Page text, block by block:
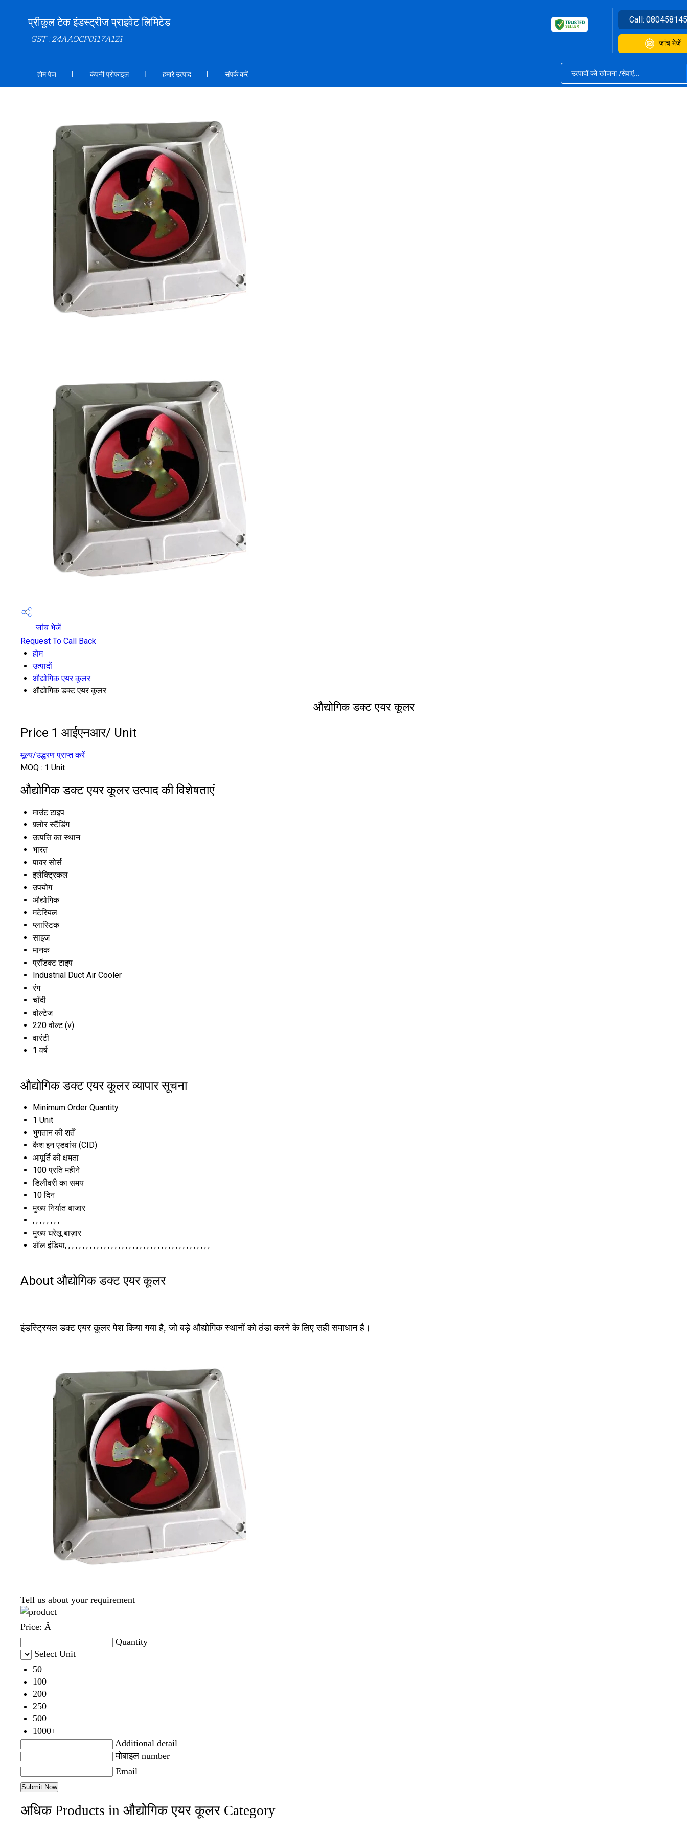
प्रीकूल टेक इंडस्ट्रीज प्राइवेट लिमिटेड
GST : 24AAOCP0117A1Z1
Call:
जांच भेजें
होम पेज कंपनी प्रोफाइल हमारे उत्पाद संपर्क करें
जांच भेजें
Request To Call Back
होम
उत्पादों
औद्योगिक एयर कूलर
औद्योगिक डक्ट एयर कूलर
औद्योगिक डक्ट एयर कूलर
Price 1 आईएनआर/ Unit
मूल्य/उद्धरण प्राप्त करें
MOQ : 1 Unit
औद्योगिक डक्ट एयर कूलर उत्पाद की विशेषताएं
माउंट टाइप
फ़्लोर स्टैंडिंग
उत्पत्ति का स्थान
भारत
पावर सोर्स
इलेक्ट्रिकल
उपयोग
औद्योगिक
मटेरियल
प्लास्टिक
साइज
मानक
प्रॉडक्ट टाइप
Industrial Duct Air Cooler
रंग
चाँदी
वोल्टेज
220 वोल्ट (v)
वारंटी
1 वर्ष
औद्योगिक डक्ट एयर कूलर व्यापार सूचना
Minimum Order Quantity
1 Unit
भुगतान की शर्तें
कैश इन एडवांस (CID)
आपूर्ति की क्षमता
100 प्रति महीने
डिलीवरी का समय
10 दिन
मुख्य निर्यात बाजार
, , , , , , , ,
मुख्य घरेलू बाज़ार
ऑल इंडिया, , , , , , , , , , , , , , , , , , , , , , , , , , , , , , , , , , , , , , , , ,
About औद्योगिक डक्ट एयर कूलर
इंडस्ट्रियल डक्ट एयर कूलर पेश किया गया है, जो बड़े औद्योगिक स्थानों को ठंडा करने के लिए सही समाधान है।
Tell us about your requirement
Price: Â
Quantity
Select Unit
50
100
200
250
500
1000+
Additional detail
मोबाइल number
Email
अधिक Products in औद्योगिक एयर कूलर Category